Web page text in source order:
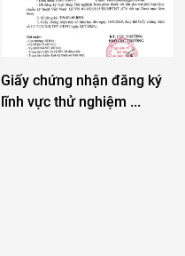
Giấy chứng nhận đăng ký
lĩnh vực thử nghiệm ...